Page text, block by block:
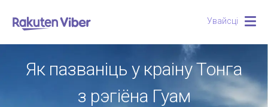
Увайсці
Як пазваніць у краіну Тонга
з рэгіёна Гуам